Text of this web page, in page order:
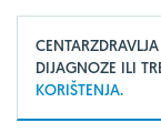
DIJAGNOZE ILI
KORIŠTENJA.